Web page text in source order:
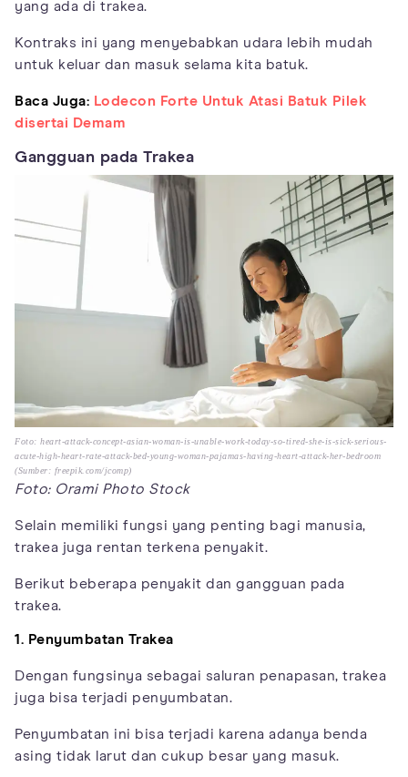
yang ada di trakea.
Kontraks ini yang menyebabkan udara lebih mudah
untuk keluar dan masuk selama kita batuk.
Baca Juga: Lodecon Forte Untuk Atasi Batuk Pilek
disertai Demam
Gangguan pada Trakea
Foto: heart-attack-concept-asian-woman-is-unable-work-today-so-tired-she-is-sick-serious-
acute-high-heart-rate-attack-bed-young-woman-pajamas-having-heart-attack-her-bedroom
(Sumber: freepik.com/jcomp)
Foto: Orami Photo Stock
Selain memiliki fungsi yang penting bagi manusia,
trakea juga rentan terkena penyakit.
Berikut beberapa penyakit dan gangguan pada
trakea.
1. Penyumbatan Trakea
Dengan fungsinya sebagai saluran penapasan, trakea
juga bisa terjadi penyumbatan.
Penyumbatan ini bisa terjadi karena adanya benda
asing tidak larut dan cukup besar yang masuk.